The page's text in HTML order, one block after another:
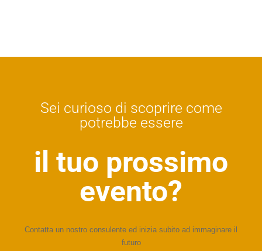
Sei curioso di scoprire come
potrebbe essere
il tuo prossimo
evento?
Contatta un nostro consulente ed inizia subito ad immaginare il
futuro